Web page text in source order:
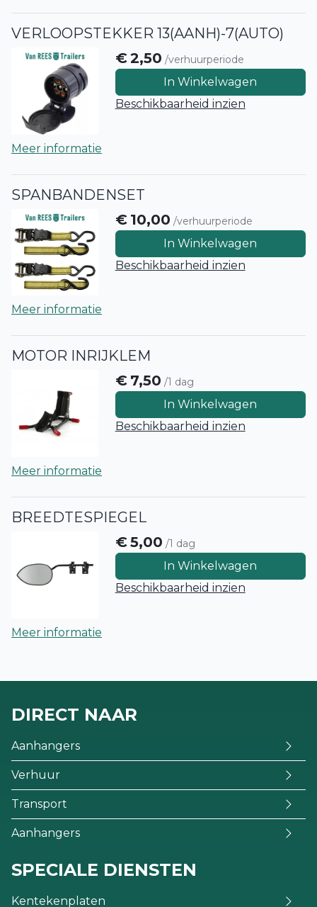
VERLOOPSTEKKER 13(AANH)-7(AUTO)
€2,50 /verhuurperiode
In Winkelwagen
Beschikbaarheid inzien
Meer informatie
SPANBANDENSET
€ 10,00 /verhuurperiode
In Winkelwagen
Beschikbaarheid inzien
Meer informatie
MOTOR INRIJKLEM
€ 7,50 /1 dag
In Winkelwagen
Beschikbaarheid inzien
Meer informatie
BREEDTESPIEGEL
€5,00 /1 dag
In Winkelwagen
Beschikbaarheid inzien
Meer informatie
DIRECT NAAR
Aanhangers
Verhuur
Transport
Aanhangers
SPECIALE DIENSTEN
Kentekenplaten